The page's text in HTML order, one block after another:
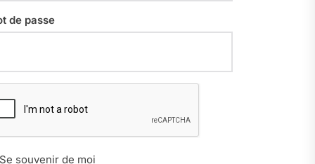
de passe
Se souvenir de moi